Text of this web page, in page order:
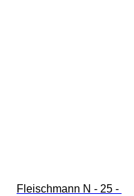
Fleischmann N - 25 -